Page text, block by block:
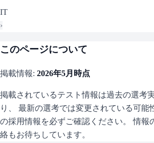
IT
›
このページについて
掲載情報: 2026年5月 時点
掲載されているテスト情報は過去の選考
り、 最新の選考では変更されている可能
の採用情報を必ずご確認ください。 情報
絡もお待ちしています。